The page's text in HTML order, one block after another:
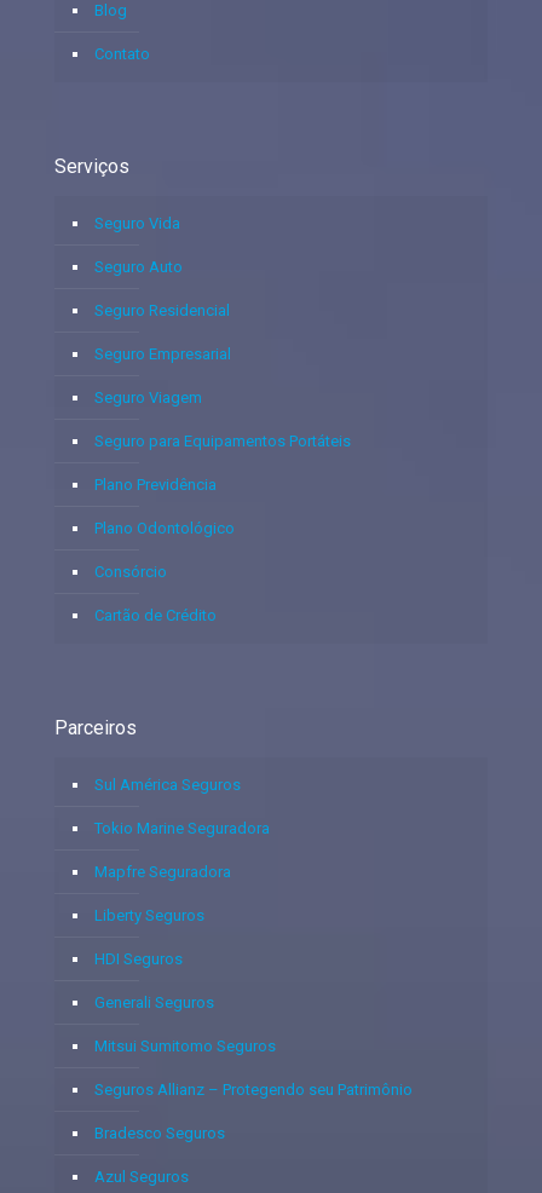
Blog
Contato
Serviços
Seguro Vida
Seguro Auto
Seguro Residencial
Seguro Empresarial
Seguro Viagem
Seguro para Equipamentos Portáteis
Plano Previdência
Plano Odontológico
Consórcio
Cartão de Crédito
Parceiros
Sul América Seguros
Tokio Marine Seguradora
Mapfre Seguradora
Liberty Seguros
HDI Seguros
Generali Seguros
Mitsui Sumitomo Seguros
Seguros Allianz – Protegendo seu Patrimônio
Bradesco Seguros
Azul Seguros